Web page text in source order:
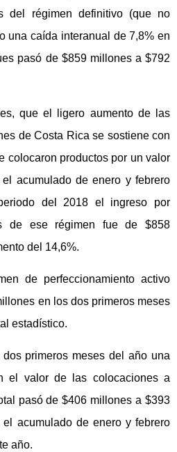
del régimen definitivo (que no
una caída interanual de 7,8% en
pasó de $859 millones a $792
que el ligero aumento de las
de Costa Rica se sostiene con
colocaron productos por un valor
acumulado de enero y febrero
del 2018 el ingreso por
de ese régimen fue de $858
del 14,6%.
de perfeccionamiento activo
en los dos primeros meses
estadístico.
primeros meses del año una
el valor de las colocaciones a
pasó de $406 millones a $393
acumulado de enero y febrero
año.